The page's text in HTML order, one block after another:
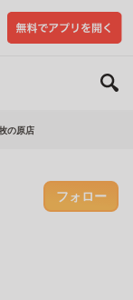
の原店
フォロー